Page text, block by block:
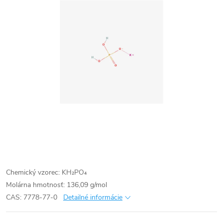
Chemický vzorec: KH₂PO₄
Molárna hmotnosť: 136,09 g/mol
CAS: 7778-77-0
Detailné informácie